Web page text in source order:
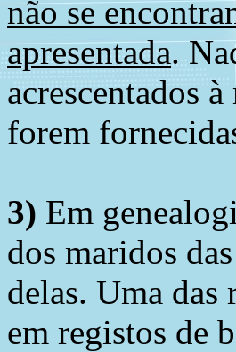
não se
apresentada.
acrescentados
forem
3) Em
dos maridos
delas. Uma das
em registos de